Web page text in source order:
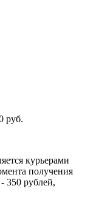
руб.
курьерами
получения
350 рублей,